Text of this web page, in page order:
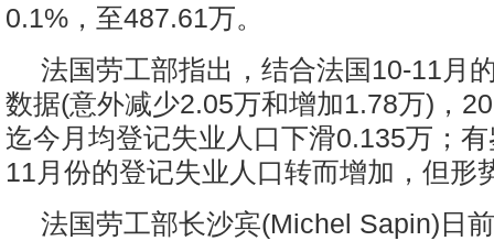
0.1%，至487.61万。
法国劳工部指出，结合法国10-11月
数据(意外减少2.05万和增加1.78万)，
迄今月均登记失业人口下滑0.135万；
11月份的登记失业人口转而增加，但形
法国劳工部长沙宾(Michel Sapin)日